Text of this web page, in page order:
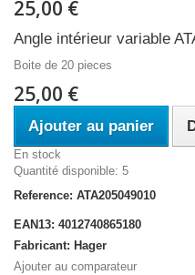
25,00 €
Angle intérieur variable
Boite de 20 pieces
25,00 €
Ajouter au panier
En stock
Quantité disponible: 5
Reference: ATA205049010
EAN13: 4012740865180
Fabricant: Hager
Ajouter au comparateur